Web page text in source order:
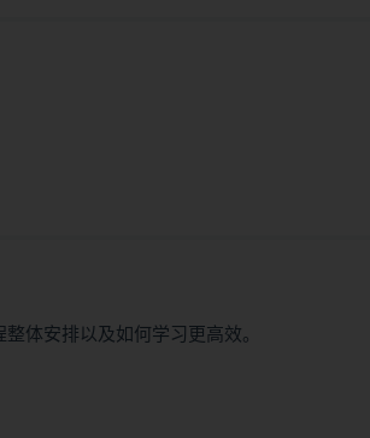
体安排以及如何学习更高效。